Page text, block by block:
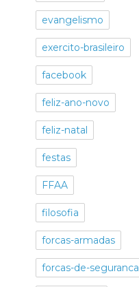
evangelismo
exercito-brasileiro
facebook
feliz-ano-novo
feliz-natal
festas
FFAA
filosofia
forcas-armadas
forcas-de-seguranca